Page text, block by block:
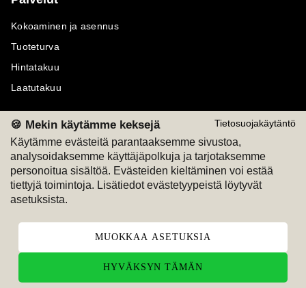
Tietosuojakäytäntö
🍪 Mekin käytämme keksejä
Käytämme evästeitä parantaaksemme sivustoa,
analysoidaksemme käyttäjäpolkuja ja tarjotaksemme
personoitua sisältöä. Evästeiden kieltäminen voi estää
tiettyjä toimintoja. Lisätiedot evästetyypeistä löytyvät
asetuksista.
MUOKKAA ASETUKSIA
HYVÄKSYN TÄMÄN
Kokoaminen ja asennus
Tuoteturva
Hintatakuu
Laatutakuu
Maksutavat
M
Seuraa meitä